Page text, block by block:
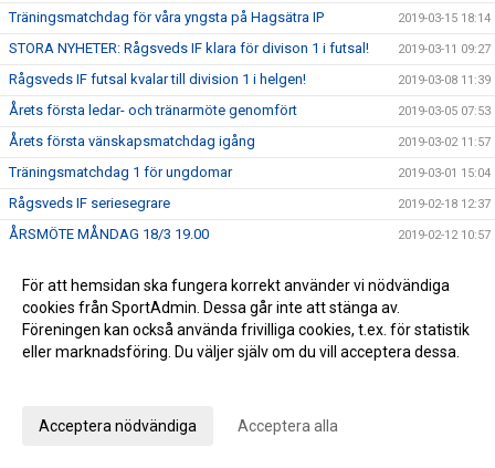
Träningsmatchdag för våra yngsta på Hagsätra IP 2019-03-15 18:14
STORA NYHETER: Rågsveds IF klara för divison 1 i futsal! 2019-03-11 09:27
Rågsveds IF futsal kvalar till division 1 i helgen! 2019-03-08 11:39
Årets första ledar- och tränarmöte genomfört 2019-03-05 07:53
Årets första vänskapsmatchdag igång 2019-03-02 11:57
Träningsmatchdag 1 för ungdomar 2019-03-01 15:04
Rågsveds IF seriesegrare 2019-02-18 12:37
ÅRSMÖTE MÅNDAG 18/3 19.00 2019-02-12 10:57
Futsalherr spelar för serieseger och kvalplats ikväll -
Futsaldam avslutar säsongen på söndag
Nya framgångar i futsal 2019-02-04 07:23
Helgens matcher
För att hemsidan ska fungera korrekt använder vi nödvändiga
cookies från SportAdmin. Dessa går inte att stänga av.
Föreningen kan också använda frivilliga cookies, t.ex. för statistik
eller marknadsföring. Du väljer själv om du vill acceptera dessa.
Acceptera nödvändiga Acceptera alla